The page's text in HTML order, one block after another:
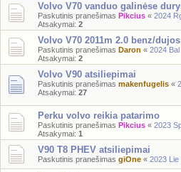
Volvo V70 vanduo galinėse
Paskutinis pranešimas Pikcius « 2024
Atsakymai: 2
Volvo V70 2011m 2.0 benz/
Paskutinis pranešimas Daron « 2024 Bal
Atsakymai: 2
Volvo V90 atsiliepimai
Paskutinis pranešimas makenfugelis «
Atsakymai: 27
Perku volvo reikia patarimo
Paskutinis pranešimas Pikcius « 2023
Atsakymai: 1
V90 T8 PHEV atsiliepimai
Paskutinis pranešimas giOne « 2023 Lie